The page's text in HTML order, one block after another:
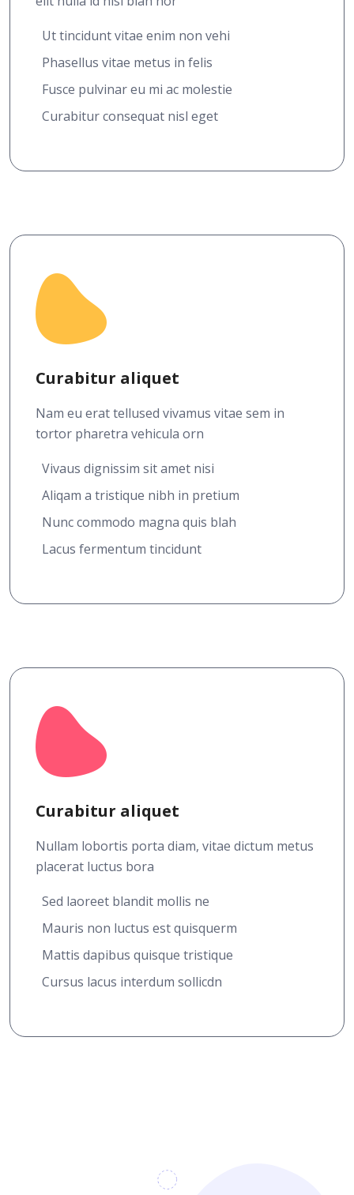
Ut tincidunt vitae enim non vehi
Phasellus vitae metus in felis
Fusce pulvinar eu mi ac molestie
Curabitur consequat nisl eget
Curabitur aliquet
Nam eu erat tellused vivamus vitae sem in
tortor pharetra vehicula orn
Vivaus dignissim sit amet nisi
Aliqam a tristique nibh in pretium
Nunc commodo magna quis blah
Lacus fermentum tincidunt
Curabitur aliquet
Nullam lobortis porta diam, vitae dictum metus
placerat luctus bora
Sed laoreet blandit mollis ne
Mauris non luctus est quisquerm
Mattis dapibus quisque tristique
Cursus lacus interdum sollicdn